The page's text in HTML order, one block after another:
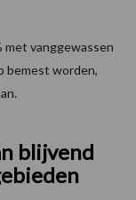
vanggewassen
bemest worden,
blijvend